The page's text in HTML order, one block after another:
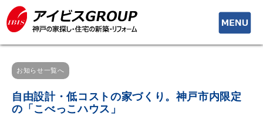
toggle
お知らせ一覧へ
自由設計・低コストの家づくり。神戸市内限定
の「こべっこハウス」